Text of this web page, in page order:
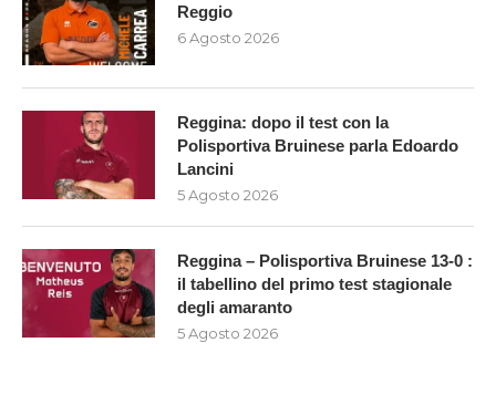
Reggio
6 Agosto 2026
Reggina: dopo il test con la
Polisportiva Bruinese parla Edoardo
Lancini
5 Agosto 2026
Reggina – Polisportiva Bruinese 13-0 :
il tabellino del primo test stagionale
degli amaranto
5 Agosto 2026